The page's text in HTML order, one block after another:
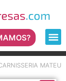
MATEU